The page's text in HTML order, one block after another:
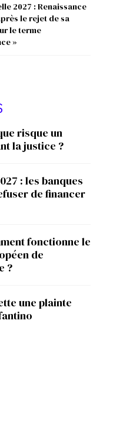
2027 : Renaissance
le rejet de sa
le terme
»
risque un
la justice ?
: les banques
de financer
fonctionne le
de
?
une plainte